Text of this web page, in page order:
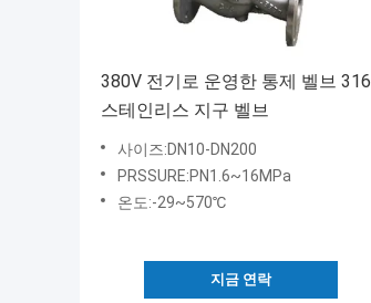
380V 전기로 운영한 통제 벨브 316
스테인리스 지구 벨브
사이즈:DN10-DN200
PRSSURE:PN1.6~16MPa
온도:-29~570℃
지금 연락